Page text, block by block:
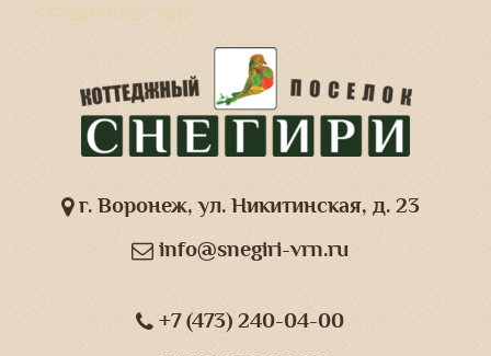
СТРОИТЕЛЬСТВО
г. Воронеж, ул. Никитинская, д. 23
info@snegiri-vrn.ru
+7 (473) 240-04-00